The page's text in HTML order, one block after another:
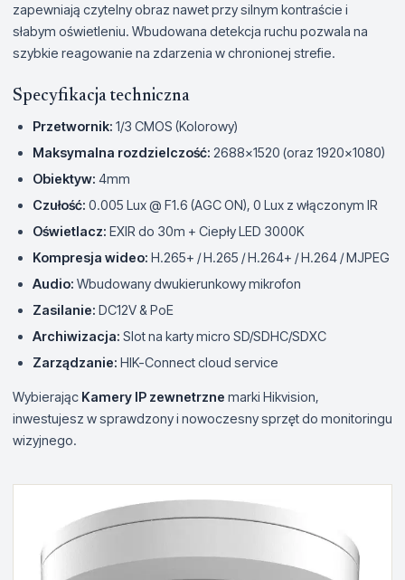
zapewniają czytelny obraz nawet przy silnym kontraście i
słabym oświetleniu. Wbudowana detekcja ruchu pozwala na
szybkie reagowanie na zdarzenia w chronionej strefie.
Specyfikacja techniczna
Przetwornik: 1/3 CMOS (Kolorowy)
Maksymalna rozdzielczość: 2688×1520 (oraz 1920×1080)
Obiektyw: 4mm
Czułość: 0.005 Lux @ F1.6 (AGC ON), 0 Lux z włączonym IR
Oświetlacz: EXIR do 30m + Ciepły LED 3000K
Kompresja wideo: H.265+ / H.265 / H.264+ / H.264 / MJPEG
Audio: Wbudowany dwukierunkowy mikrofon
Zasilanie: DC12V & PoE
Archiwizacja: Slot na karty micro SD/SDHC/SDXC
Zarządzanie: HIK-Connect cloud service
Wybierając Kamery IP zewnetrzne marki Hikvision,
inwestujesz w sprawdzony i nowoczesny sprzęt do monitoringu
wizyjnego.